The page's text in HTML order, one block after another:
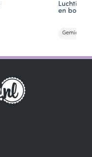
Luchtige
en
Gemiddeld